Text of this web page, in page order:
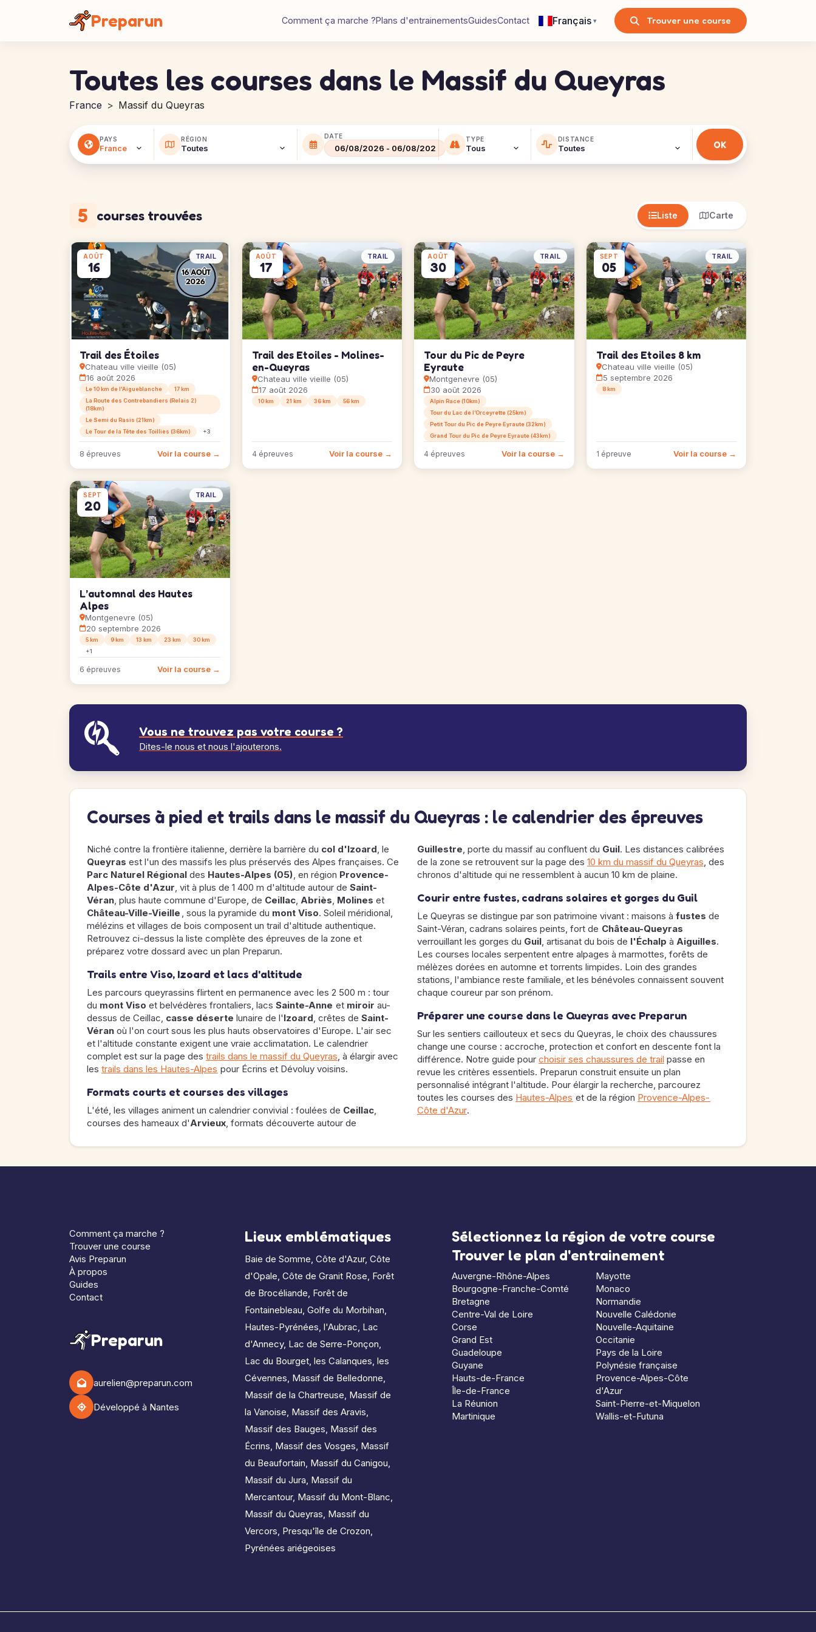
Preparun Comment ça marche ?Plans d'entrainementsGuidesContact Français ▾ Trouver une course
Toutes les courses dans le Massif du Queyras
France Massif du Queyras
PAYS RÉGION DATE TYPE DISTANCE
5 courses trouvées Liste Carte
AOÛT
16
TRAIL
Trail des Étoiles
Chateau ville vieille (05)
16 août 2026
Le 10 km de l'Aigueblanche
17 km
La Route des Contrebandiers (Relais 2)
(18km)
Le Semi du Rasis (21km)
Le Tour de la Tête des Toillies (36km)
+3
8 épreuves Voir la course →
AOÛT
17
TRAIL
Trail des Etoiles - Molines-
en-Queyras
Chateau ville vieille (05)
17 août 2026
10 km 21 km 36 km 56 km
4 épreuves Voir la course →
AOÛT
30
TRAIL
Tour du Pic de Peyre
Eyraute
Montgenevre (05)
30 août 2026
Alpin Race (10km)
Tour du Lac de l’Orceyrette (25km)
Petit Tour du Pic de Peyre Eyraute (32km)
Grand Tour du Pic de Peyre Eyraute (43km)
4 épreuves Voir la course →
SEPT
05
TRAIL
Trail des Etoiles 8 km
Chateau ville vieille (05)
5 septembre 2026
8 km
1 épreuve Voir la course →
SEPT
20
TRAIL
L’automnal des Hautes
Alpes
Montgenevre (05)
20 septembre 2026
5 km 9 km 13 km 23 km
30 km
+1
6 épreuves Voir la course →
Vous ne trouvez pas votre course ?
Dites-le nous et nous l'ajouterons.
Courses à pied et trails dans le massif du Queyras : le calendrier des épreuves
Niché contre la frontière italienne, derrière la barrière du col d'Izoard, le
Queyras est l'un des massifs les plus préservés des Alpes françaises. Ce
Parc Naturel Régional des Hautes-Alpes (05), en région Provence-
Alpes-Côte d'Azur, vit à plus de 1 400 m d'altitude autour de Saint-
Véran, plus haute commune d'Europe, de Ceillac, Abriès, Molines et
Château-Ville-Vieille , sous la pyramide du mont Viso. Soleil méridional,
mélézins et villages de bois composent un trail d'altitude authentique.
Retrouvez ci-dessus la liste complète des épreuves de la zone et
préparez votre dossard avec un plan Preparun.
Trails entre Viso, Izoard et lacs d'altitude
Les parcours queyrassins flirtent en permanence avec les 2 500 m : tour
du mont Viso et belvédères frontaliers, lacs Sainte-Anne et miroir au-
dessus de Ceillac, casse déserte lunaire de l'Izoard, crêtes de Saint-
Véran où l'on court sous les plus hauts observatoires d'Europe. L'air sec
et l'altitude constante exigent une vraie acclimatation. Le calendrier
complet est sur la page des trails dans le massif du Queyras, à élargir avec
les trails dans les Hautes-Alpes pour Écrins et Dévoluy voisins.
Formats courts et courses des villages
L'été, les villages animent un calendrier convivial : foulées de Ceillac,
courses des hameaux d'Arvieux, formats découverte autour de
Guillestre, porte du massif au confluent du Guil. Les distances calibrées
de la zone se retrouvent sur la page des 10 km du massif du Queyras, des
chronos d'altitude qui ne ressemblent à aucun 10 km de plaine.
Courir entre fustes, cadrans solaires et gorges du Guil
Le Queyras se distingue par son patrimoine vivant : maisons à fustes de
Saint-Véran, cadrans solaires peints, fort de Château-Queyras
verrouillant les gorges du Guil, artisanat du bois de l'Échalp à Aiguilles.
Les courses locales serpentent entre alpages à marmottes, forêts de
mélèzes dorées en automne et torrents limpides. Loin des grandes
stations, l'ambiance reste familiale, et les bénévoles connaissent souvent
chaque coureur par son prénom.
Préparer une course dans le Queyras avec Preparun
Sur les sentiers caillouteux et secs du Queyras, le choix des chaussures
change une course : accroche, protection et confort en descente font la
différence. Notre guide pour choisir ses chaussures de trail passe en
revue les critères essentiels. Preparun construit ensuite un plan
personnalisé intégrant l'altitude. Pour élargir la recherche, parcourez
toutes les courses des Hautes-Alpes et de la région Provence-Alpes-
Côte d'Azur.
Comment ça marche ?
Trouver une course
Avis Preparun
À propos
Guides
Contact
Preparun
aurelien@preparun.com
Développé à Nantes
Lieux emblématiques
Baie de Somme, Côte d'Azur, Côte
d'Opale, Côte de Granit Rose, Forêt
de Brocéliande, Forêt de
Fontainebleau, Golfe du Morbihan,
Hautes-Pyrénées, l'Aubrac, Lac
d'Annecy, Lac de Serre-Ponçon,
Lac du Bourget, les Calanques, les
Cévennes, Massif de Belledonne,
Massif de la Chartreuse, Massif de
la Vanoise, Massif des Aravis,
Massif des Bauges, Massif des
Écrins, Massif des Vosges, Massif
du Beaufortain, Massif du Canigou,
Massif du Jura, Massif du
Mercantour, Massif du Mont-Blanc,
Massif du Queyras, Massif du
Vercors, Presqu'île de Crozon,
Pyrénées ariégeoises
Sélectionnez la région de votre course
Trouver le plan d'entrainement
Auvergne-Rhône-Alpes
Bourgogne-Franche-Comté
Bretagne
Centre-Val de Loire
Corse
Grand Est
Guadeloupe
Guyane
Hauts-de-France
Île-de-France
La Réunion
Martinique
Mayotte
Monaco
Normandie
Nouvelle Calédonie
Nouvelle-Aquitaine
Occitanie
Pays de la Loire
Polynésie française
Provence-Alpes-Côte
d'Azur
Saint-Pierre-et-Miquelon
Wallis-et-Futuna